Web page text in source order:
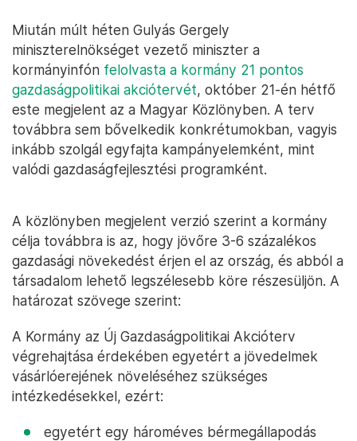
Miután múlt héten Gulyás Gergely
miniszterelnökséget vezető miniszter a
kormányinfón felolvasta a kormány 21 pontos
gazdaságpolitikai akciótervét, október 21-én hétfő
este megjelent az a Magyar Közlönyben. A terv
továbbra sem bővelkedik konkrétumokban, vagyis
inkább szolgál egyfajta kampányelemként, mint
valódi gazdaságfejlesztési programként.
A közlönyben megjelent verzió szerint a kormány
célja továbbra is az, hogy jövőre 3-6 százalékos
gazdasági növekedést érjen el az ország, és abból a
társadalom lehető legszélesebb köre részesüljön. A
határozat szövege szerint:
A Kormány az Új Gazdaságpolitikai Akcióterv
végrehajtása érdekében egyetért a jövedelmek
vásárlóerejének növeléséhez szükséges
intézkedésekkel, ezért:
egyetért egy hároméves bérmegállapodás